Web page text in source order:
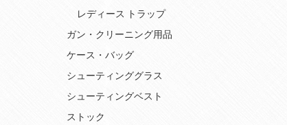
レディース トラップ
ガン・クリーニング用品
ケース・バッグ
シューティンググラス
シューティングベスト
ストック